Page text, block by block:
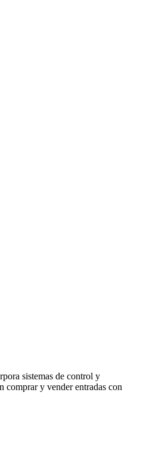
sistemas de control y
comprar y vender entradas con